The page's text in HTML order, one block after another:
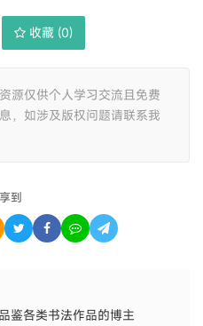
收藏 (0)
源仅供个人学习交流且免费
，如涉及版权问题请联系我
到
鉴各类书法作品的博主